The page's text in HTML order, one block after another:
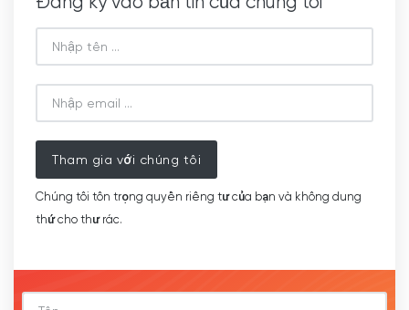
Tham gia với chúng tôi
Chúng tôi tôn trọng quyền riêng tư của bạn và không dung
thứ cho thư rác.